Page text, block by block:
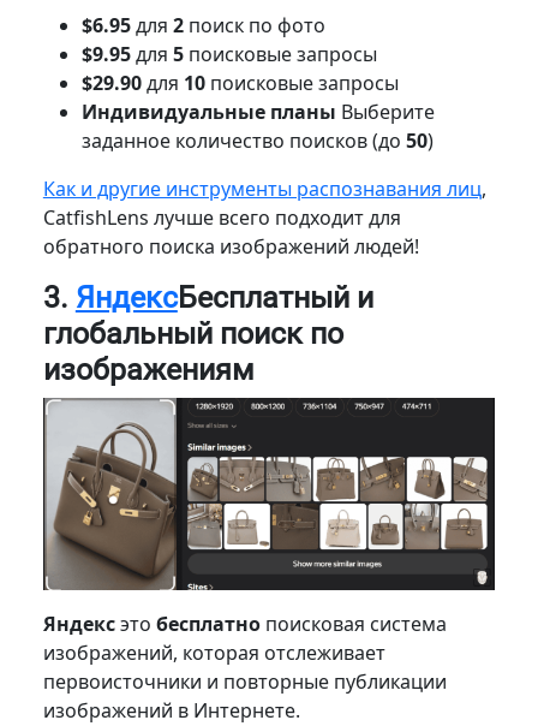
$6.95для 2поиск по фото
$9.95для 5 поисковые запросы
$29.90для 10 поисковые запросы
Индивидуальные планы Выберите
заданное количество поисков (до 50)
Как и другие инструменты распознавания лиц,
CatfishLens лучше всего подходит для
обратного поиска изображений людей!
3. ЯндексБесплатный и
глобальный поиск по
изображениям
Яндексэто бесплатно поисковая система
изображений, которая отслеживает
первоисточники и повторные публикации
изображений в Интернете.